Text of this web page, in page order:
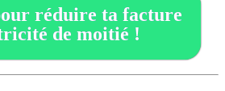
réduire ta facture
de moitié !